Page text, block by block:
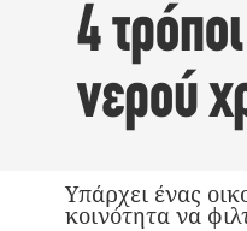
4
νερού
Υπάρχει ένας
κοινότητα να